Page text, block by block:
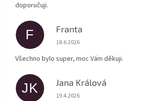
doporučuji.
F Franta
Hodnocení obchodu je 5 z 5
18.6.2026
Všechno bylo super, moc Vám děkuji.
JK Jana Králová
Hodnocení obchodu je 5 z 5
19.4.2026